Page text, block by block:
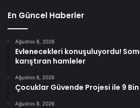
En Güncel Haberler
Ağustos 8, 2026
Evlenecekleri konuşuluyordu!
karıştıran hamleler
Ağustos 8, 2026
Çocuklar Güvende Projesi ile 9
Ağustos 8, 2026